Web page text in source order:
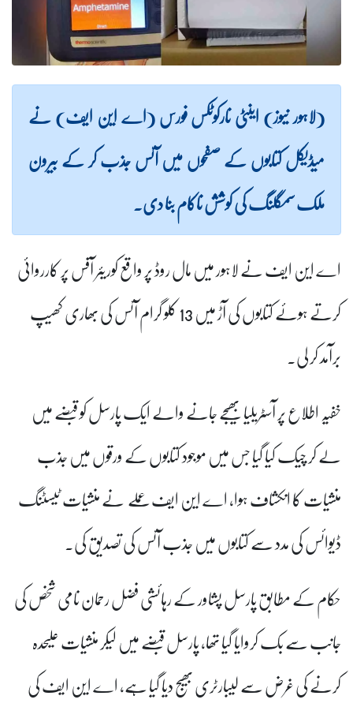
(لاہور نیوز) اینٹی نارکوٹکس فورس (اے این ایف) نے
میڈیکل کتابوں کے صفحوں میں آئس جذب کر کے بیرون
ملک سمگلنگ کی کوشش ناکام بنا دی۔
اے این ایف نے لاہور میں مال روڈ پر واقع کوریئر آفس پر کارروائی
کرتے ہوئے کتابوں کی آڑ میں 13 کلو گرام آئس کی بھاری کھیپ
برآمد کر لی۔
خفیہ اطلاع پر آسٹریلیا بھیجے جانے والے ایک پارسل کو قبضے میں
لے کر چیک کیا گیا جس میں موجود کتابوں کے ورقوں میں جذب
منشیات کا انکشاف ہوا، اے این ایف عملے نے منشیات ٹیسٹنگ
ڈیوائس کی مدد سے کتابوں میں جذب آئس کی تصدیق کی۔
حکام کے مطابق پارسل پشاور کے رہائشی فضل رحمان نامی شخص کی
جانب سے بک کروایا گیا تھا، پارسل قبضے میں لیکر منشیات علیحدہ
کرنے کی غرض سے لیبارٹری بھیج دیا گیا ہے، اے این ایف کی